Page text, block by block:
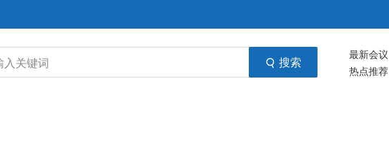
搜索 最新会议
热点推荐